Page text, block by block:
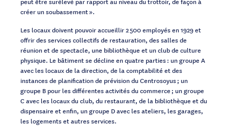
créer un soubassement ».
Les locaux doivent pouvoir accueillir 2 500 employés en 1929 et
offrir des services collectifs de restauration, des salles de
réunion et de spectacle, une bibliothèque et un club de culture
physique. Le bâtiment se décline en quatre parties : un groupe A
avec les locaux de la direction, de la comptabilité et des
instances de planification de prévision du Centrosoyus ; un
groupe B pour les différentes activités du commerce ; un groupe
C avec les locaux du club, du restaurant, de la bibliothèque et du
dispensaire et enfin, un groupe D avec les ateliers, les garages,
les logements et autres services.